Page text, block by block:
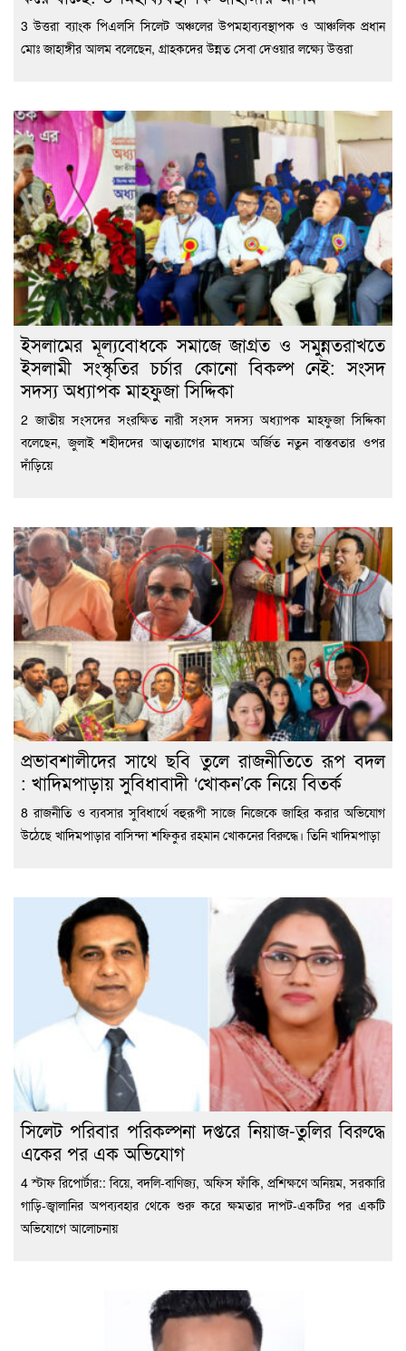
3 উত্তরা ব্যাংক পিএলসি সিলেট অঞ্চলের উপমহাব্যবস্থাপক ও আঞ্চলিক প্রধান
মোঃ জাহাঙ্গীর আলম বলেছেন, গ্রাহকদের উন্নত সেবা দেওয়ার লক্ষ্যে উত্তরা
ইসলামের মূল্যবোধকে সমাজে জাগ্রত ও সমুন্নতরাখতে
ইসলামী সংস্কৃতির চর্চার কোনো বিকল্প নেই: সংসদ
সদস্য অধ্যাপক মাহফুজা সিদ্দিকা
2 জাতীয় সংসদের সংরক্ষিত নারী সংসদ সদস্য অধ্যাপক মাহফুজা সিদ্দিকা
বলেছেন, জুলাই শহীদদের আত্মত্যাগের মাধ্যমে অর্জিত নতুন বাস্তবতার ওপর
দাঁড়িয়ে
প্রভাবশালীদের সাথে ছবি তুলে রাজনীতিতে রূপ বদল
: খাদিমপাড়ায় সুবিধাবাদী ‘খোকন’কে নিয়ে বিতর্ক
8 রাজনীতি ও ব্যবসার সুবিধার্থে বহুরূপী সাজে নিজেকে জাহির করার অভিযোগ
উঠেছে খাদিমপাড়ার বাসিন্দা শফিকুর রহমান খোকনের বিরুদ্ধে। তিনি খাদিমপাড়া
সিলেট পরিবার পরিকল্পনা দপ্তরে নিয়াজ-তুলির বিরুদ্ধে
একের পর এক অভিযোগ
4 স্টাফ রিপোর্টার:: বিয়ে, বদলি-বাণিজ্য, অফিস ফাঁকি, প্রশিক্ষণে অনিয়ম, সরকারি
গাড়ি-জ্বালানির অপব্যবহার থেকে শুরু করে ক্ষমতার দাপট-একটির পর একটি
অভিযোগে আলোচনায়